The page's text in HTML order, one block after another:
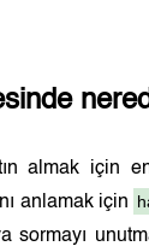
almak için
anlamak için
sormayı